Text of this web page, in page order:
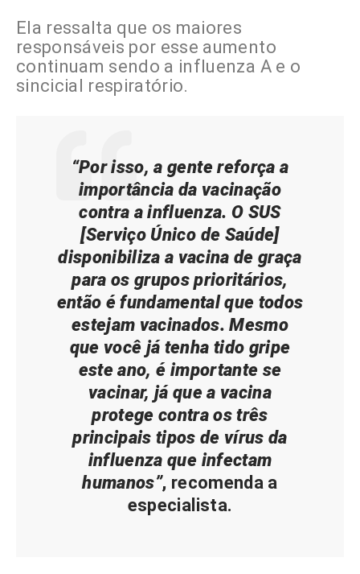
Ela ressalta que os maiores
responsáveis por esse aumento
continuam sendo a influenza A e o
sincicial respiratório.
“Por isso, a gente reforça a
importância da vacinação
contra a influenza. O SUS
[Serviço Único de Saúde]
disponibiliza a vacina de graça
para os grupos prioritários,
então é fundamental que todos
estejam vacinados. Mesmo
que você já tenha tido gripe
este ano, é importante se
vacinar, já que a vacina
protege contra os três
principais tipos de vírus da
influenza que infectam
humanos”, recomenda a
especialista.